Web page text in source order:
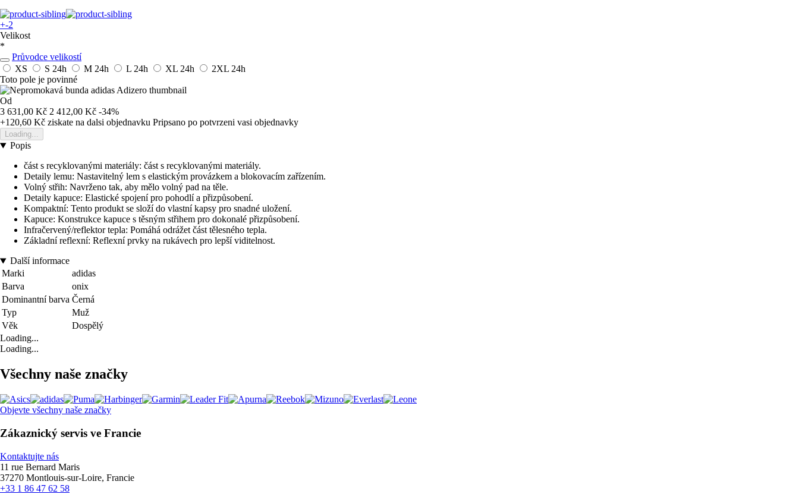
+-2
Velikost
*
Průvodce velikostí
XS
S 24h M 24h L 24h XL 24h 2XL 24h
Toto pole je povinné
Od
3 631,00 Kč 2 412,00 Kč -34%
+120,60 Kč ziskate na dalsi objednavku Pripsano po potvrzeni vasi objednavky
Loading...
Popis
část s recyklovanými materiály: část s recyklovanými materiály.
Detaily lemu: Nastavitelný lem s elastickým provázkem a blokovacím zařízením.
Volný střih: Navrženo tak, aby mělo volný pad na těle.
Detaily kapuce: Elastické spojení pro pohodlí a přizpůsobení.
Kompaktní: Tento produkt se složí do vlastní kapsy pro snadné uložení.
Kapuce: Konstrukce kapuce s těsným střihem pro dokonalé přizpůsobení.
Infračervený/reflektor tepla: Pomáhá odrážet část tělesného tepla.
Základní reflexní: Reflexní prvky na rukávech pro lepší viditelnost.
Další informace
Marki
adidas
Barva
onix
Dominantní barva Černá
Typ
Muž
Věk
Dospělý
Loading...
Loading...
Všechny naše značky
Objevte všechny naše značky
Zákaznický servis ve Francie
Kontaktujte nás
11 rue Bernard Maris
37270 Montlouis-sur-Loire, Francie
+33 1 86 47 62 58